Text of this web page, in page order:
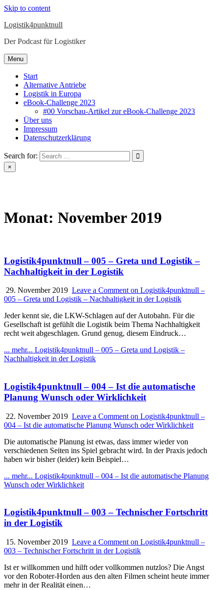
Skip to content
Logistik4punktnull
Der Podcast für Logistiker
Menu
Start
Alternative Antriebe
Logistik in Europa
eBook-Challenge 2023
#00 Vorschau-Artikel zur eBook-Challenge 2023
Über uns
Impressum
Datenschutzerklärung
Search for:
×
Monat: November 2019
Logistik4punktnull – 005 – Greta und Logistik –
Nachhaltigkeit in der Logistik
29. November 2019 Leave a Comment on Logistik4punktnull –
005 – Greta und Logistik – Nachhaltigkeit in der Logistik
Jeder kennt sie, die LKW-Schlagen auf der Autobahn. Für die
Gesellschaft ist gefühlt die Logistik beim Thema Nachhaltigkeit
recht weit abgeschlagen. Grund genug, diesem Eindruck…
... mehr... Logistik4punktnull – 005 – Greta und Logistik –
Nachhaltigkeit in der Logistik
Logistik4punktnull – 004 – Ist die automatische
Planung Wunsch oder Wirklichkeit
22. November 2019 Leave a Comment on Logistik4punktnull –
004 – Ist die automatische Planung Wunsch oder Wirklichkeit
Die automatische Planung ist etwas, dass immer wieder von
verschiedenen Seiten ins Spiel gebracht wird. In der Praxis jedoch
haben wir bisher (leider) kein Beispiel…
... mehr... Logistik4punktnull – 004 – Ist die automatische Planung
Wunsch oder Wirklichkeit
Logistik4punktnull – 003 – Technischer Fortschritt
in der Logistik
15. November 2019 Leave a Comment on Logistik4punktnull –
003 – Technischer Fortschritt in der Logistik
Ist er willkommen und hilft oder vollkommen nutzlos? Die Angst
vor den Roboter-Horden aus den alten Filmen scheint heute immer
mehr in der Realität einen…